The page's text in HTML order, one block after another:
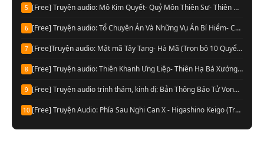
5 [Free] Truyện audio: Mô Kim Quyết- Quỷ Môn Thiên Sư- Thiên Hạ Bá Xướng (Full)
6 [Free] Truyện audio: Tổ Chuyên Án Và Những Vụ Án Bí Hiểm- Cầu Vô Dục (Trọn bộ)
7 [Free]Truyện audio: Mật mã Tây Tạng- Hà Mã (Trọn bộ 10 Quyển)
8 [Free] Truyện audio: Thiên Khanh Ưng Liệp- Thiên Hạ Bá Xướng (Trọn bộ)
9 [Free] Truyện audio trinh thám, kinh dị: Bản Thông Báo Tử Vong- Chu Hạo Huy (Full)
10 [Free] Truyện Audio: Phía Sau Nghi Can X - Higashino Keigo (Trọn bộ)